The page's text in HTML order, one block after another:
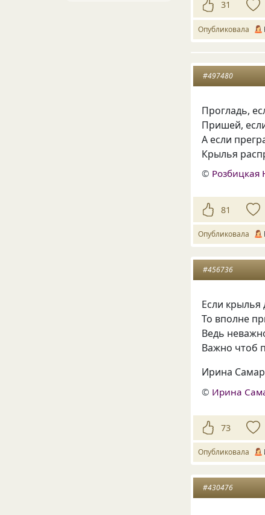
31
Опубликовала
#497480
Прогладь,
Пришей,
А если
Крылья
© Розбицкая
81
Опубликовала
#456736
Если
То вполне
Ведь
Важно чтоб
Ирина
© Ирина
73
Опубликовала
#430476